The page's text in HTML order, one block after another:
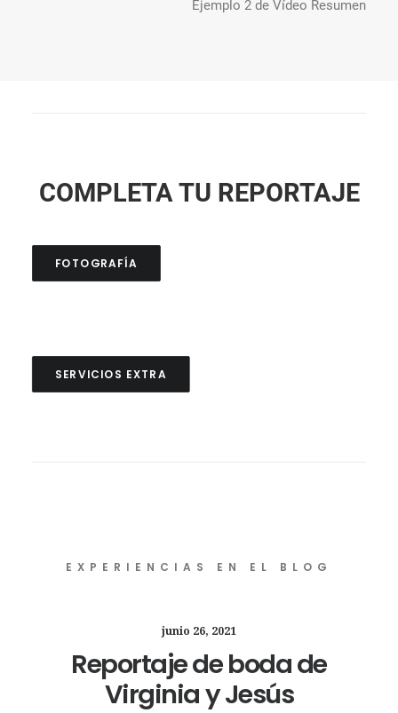
Ejemplo 2 de Vídeo Resumen
COMPLETA TU REPORTAJE
FOTOGRAFÍA
SERVICIOS EXTRA
EXPERIENCIAS EN EL BLOG
junio 26, 2021
Reportaje de boda de
Virginia y Jesús